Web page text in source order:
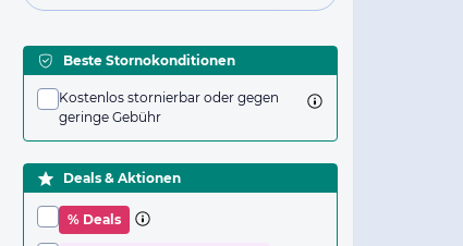
Beste Stornokonditionen
Kostenlos stornierbar oder gegen
geringe Gebühr
Deals & Aktionen
% Deals